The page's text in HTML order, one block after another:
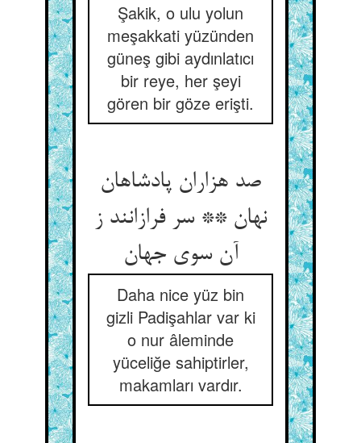
Şakik, o ulu yolun
meşakkati yüzünden
güneş gibi aydınlatıcı
bir reye, her şeyi
gören bir göze erişti.
صد هزاران پادشاهان
نهان ** سر فرازانند ز
آن سوی جهان‏
Daha nice yüz bin
gizli Padişahlar var ki
o nur âleminde
yüceliğe sahiptirler,
makamları vardır.